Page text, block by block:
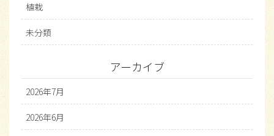
植栽
未分類
アーカイブ
2026年7月
2026年6月